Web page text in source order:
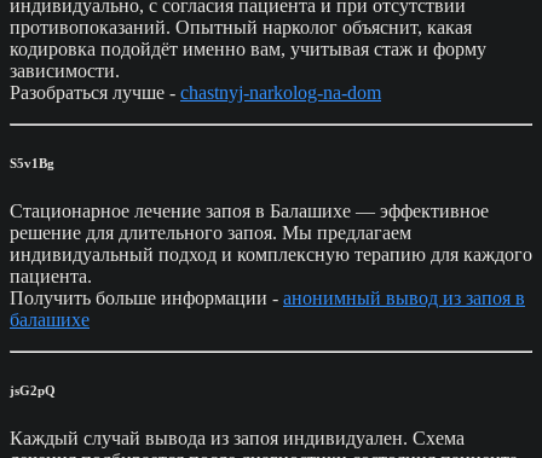
индивидуально, с согласия пациента и при отсутствии
противопоказаний. Опытный нарколог объяснит, какая
кодировка подойдёт именно вам, учитывая стаж и форму
зависимости.
Разобраться лучше - chastnyj-narkolog-na-dom
S5v1Bg
Стационарное лечение запоя в Балашихе — эффективное
решение для длительного запоя. Мы предлагаем
индивидуальный подход и комплексную терапию для каждого
пациента.
Получить больше информации - анонимный вывод из запоя в
балашихе
jsG2pQ
Каждый случай вывода из запоя индивидуален. Схема